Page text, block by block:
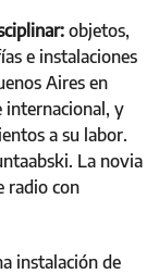
objetos,
e instalaciones
Aires en
internacional, y
a su labor.
La novia
radio con
instalación de